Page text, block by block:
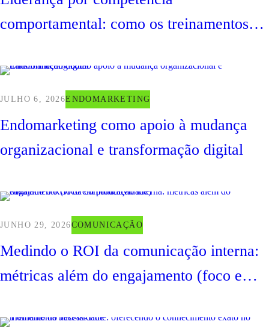
comportamental: como os treinamentos
JULHO 6, 2026ENDOMARKETING
Endomarketing como apoio à mudança
organizacional e transformação digital
JUNHO 29, 2026COMUNICAÇÃO
Medindo o ROI da comunicação interna:
métricas além do engajamento (foco em